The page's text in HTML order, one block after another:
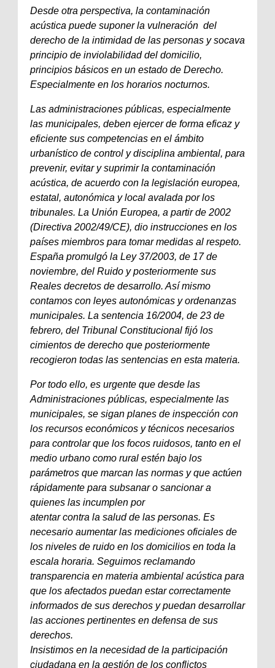
Desde otra perspectiva, la contaminación
acústica puede suponer la vulneración del
derecho de la intimidad de las personas y socava
principio de inviolabilidad del domicilio,
principios básicos en un estado de Derecho.
Especialmente en los horarios nocturnos.
Las administraciones públicas, especialmente
las municipales, deben ejercer de forma eficaz y
eficiente sus competencias en el ámbito
urbanístico de control y disciplina ambiental, para
prevenir, evitar y suprimir la contaminación
acústica, de acuerdo con la legislación europea,
estatal, autonómica y local avalada por los
tribunales. La Unión Europea, a partir de 2002
(Directiva 2002/49/CE), dio instrucciones en los
países miembros para tomar medidas al respeto.
España promulgó la Ley 37/2003, de 17 de
noviembre, del Ruido y posteriormente sus
Reales decretos de desarrollo. Así mismo
contamos con leyes autonómicas y ordenanzas
municipales. La sentencia 16/2004, de 23 de
febrero, del Tribunal Constitucional fijó los
cimientos de derecho que posteriormente
recogieron todas las sentencias en esta materia.
Por todo ello, es urgente que desde las
Administraciones públicas, especialmente las
municipales, se sigan planes de inspección con
los recursos económicos y técnicos necesarios
para controlar que los focos ruidosos, tanto en el
medio urbano como rural estén bajo los
parámetros que marcan las normas y que actúen
rápidamente para subsanar o sancionar a
quienes las incumplen por
atentar contra la salud de las personas. Es
necesario aumentar las mediciones oficiales de
los niveles de ruido en los domicilios en toda la
escala horaria. Seguimos reclamando
transparencia en materia ambiental acústica para
que los afectados puedan estar correctamente
informados de sus derechos y puedan desarrollar
las acciones pertinentes en defensa de sus
derechos.
Insistimos en la necesidad de la participación
ciudadana en la gestión de los conflictos